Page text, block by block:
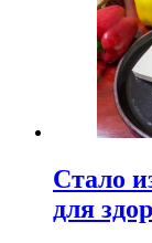
Стало
для